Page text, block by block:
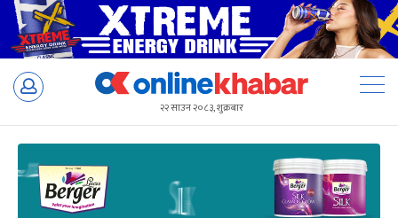
Skip
२२ साउन २०८३, शुक्रबार